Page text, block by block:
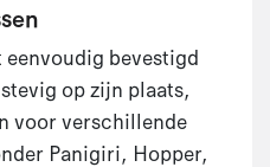
bevestigd
op zijn plaats,
voor verschillende
Panigiri, Hopper,